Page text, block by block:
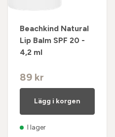
Beachkind Natural
Lip Balm SPF 20 -
4,2 ml
89 kr
Lägg i korgen
I lager